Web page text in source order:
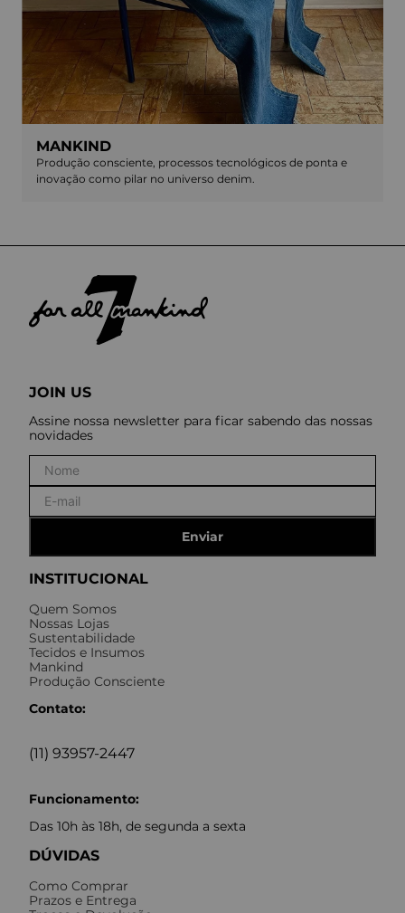
MANKIND
Produção consciente, processos tecnológicos de ponta e
inovação como pilar no universo denim.
INSTITUCIONAL
Quem Somos
Nossas Lojas
Sustentabilidade
Tecidos e Insumos
Mankind
Produção Consciente
Contato:
(11) 93957-2447
Funcionamento:
Das 10h às 18h, de segunda a sexta
DÚVIDAS
Como Comprar
Prazos e Entrega
JOIN US
Assine nossa newsletter para ficar sabendo das nossas
novidades
Enviar